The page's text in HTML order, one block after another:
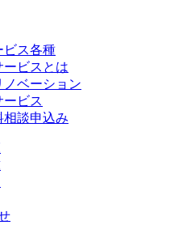
ビス各種
ービスとは
ベーション
ービス
談申込み